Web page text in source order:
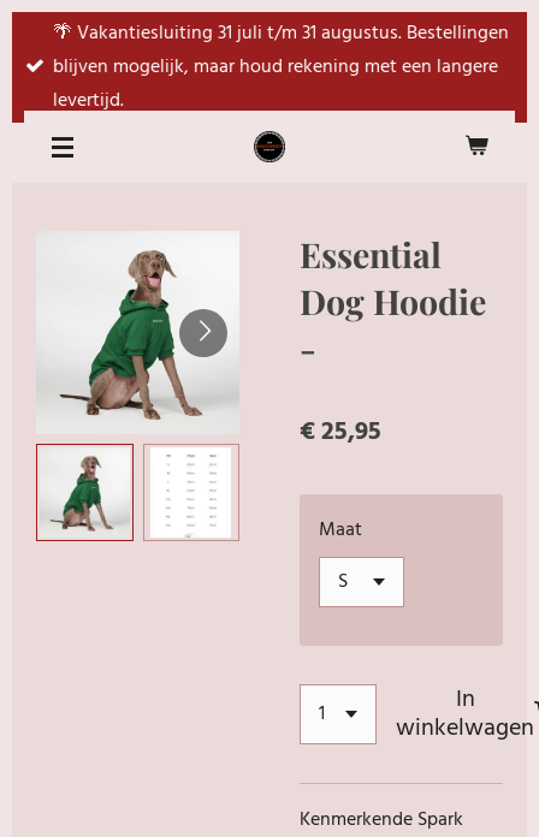
direct
de
hoofdinhoud
🌴 Vakantiesluiting 31 juli t/m 31 augustus. Bestellingen
blijven mogelijk, maar houd rekening met een langere
levertijd.
Essential
Dog Hoodie
-
€ 25,95
Maat
In
winkelwagen
Kenmerkende Spark